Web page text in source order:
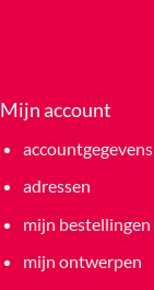
Mijn account
accountgegevens
adressen
mijn bestellingen
mijn ontwerpen